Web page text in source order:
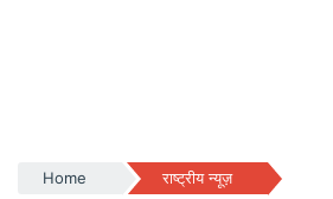
Home राष्ट्रीय न्यूज़